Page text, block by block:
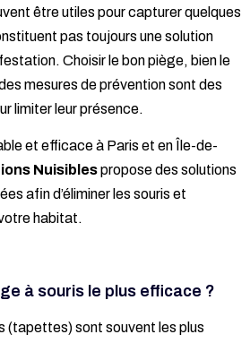
être utiles pour capturer quelques
pas toujours une solution
Choisir le bon piège, bien le
mesures de prévention sont des
limiter leur présence.
et efficace à Paris et en Île-de-
Nuisiblespropose des solutions
afin d’éliminer les souris et
habitat.
à souris le plus efficace ?
(tapettes) sont souvent les plus